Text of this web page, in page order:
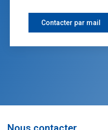
Contacter par mail